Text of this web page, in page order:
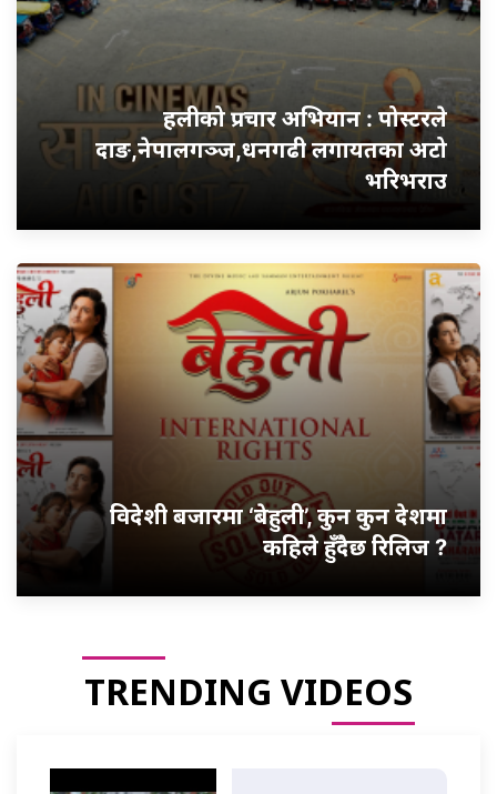
हलीको प्रचार अभियान : पोस्टरले
दाङ,नेपालगञ्ज,धनगढी लगायतका अटो
भरिभराउ
विदेशी बजारमा ‘बेहुली’, कुन कुन देशमा
कहिले हुँदैछ रिलिज ?
TRENDING VIDEOS